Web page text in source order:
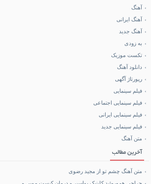
فروشگاه تجهیزات کوهنوردی
آموزش هاستینگ و سرور
خرید کالا
خرید BCAA
خرید بلیط هواپیما
بلیط هواپیما تهران مشهد
آهنگ
آهنگ ایرانی
آهنگ جدید
به زودی
تکست موزیک
دانلود آهنگ
رپورتاژ آگهی
فیلم سینمایی
فیلم سینمایی اجتماعی
فیلم سینمایی ایرانی
فیلم سینمایی جدید
متن آهنگ
آخرین مطالب
متن آهنگ چشم تو از مجید رضوی